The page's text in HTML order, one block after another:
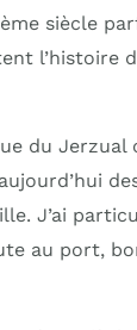
siècle
l’histoire
du
J’ai
au port,